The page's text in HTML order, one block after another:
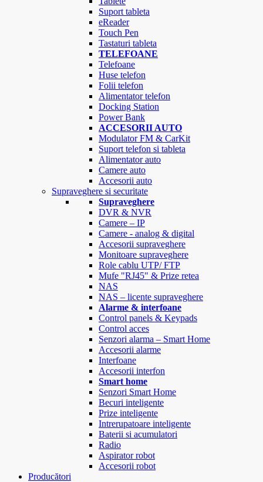
Suport tableta
eReader
Touch Pen
Tastaturi tableta
TELEFOANE
Telefoane
Huse telefon
Folii telefon
Alimentator telefon
Docking Station
Power Bank
ACCESORII AUTO
Modulator FM & CarKit
Suport telefon si tableta
Alimentator auto
Camere auto
Accesorii auto
Supraveghere si securitate
Supraveghere
DVR & NVR
Camere – IP
Camere - analog & digital
Accesorii supraveghere
Monitoare supraveghere
Role cablu UTP/ FTP
Mufe "RJ45" & Prize retea
NAS
NAS – licente supraveghere
Alarme & interfoane
Control panels & Keypads
Control acces
Senzori alarma – Smart Home
Accesorii alarme
Interfoane
Accesorii interfon
Smart home
Senzori Smart Home
Becuri inteligente
Prize inteligente
Intrerupatoare inteligente
Baterii si acumulatori
Radio
Aspirator robot
Accesorii robot
Producători